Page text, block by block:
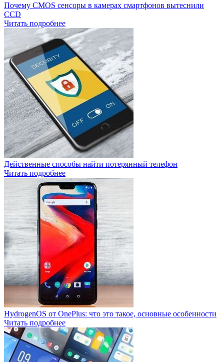
Почему CMOS сенсоры в камерах смартфонов вытеснили
CCD
Читать подробнее
Действенные способы найти потерянный телефон
Читать подробнее
HydrogenOS от OnePlus: что это такое, основные особенности
Читать подробнее